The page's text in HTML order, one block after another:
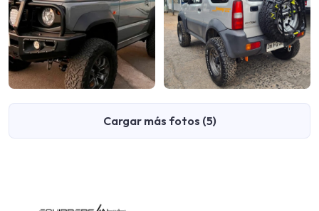
Cargar más fotos (5)